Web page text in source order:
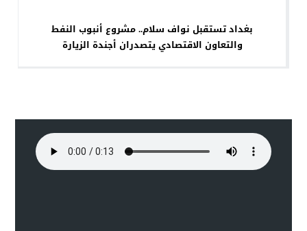
بغداد تستقبل نواف سلام.. مشروع أنبوب النفط
والتعاون الاقتصادي يتصدران أجندة الزيارة